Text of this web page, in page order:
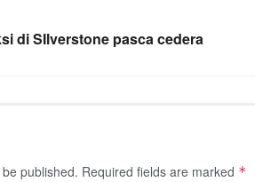
di SIlverstone pasca cedera
published. Required fields are marked *